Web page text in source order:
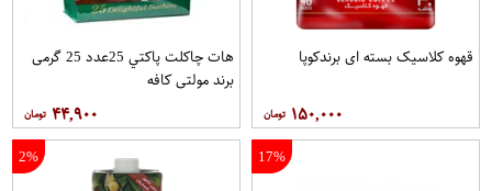
قهوه کلاسيک بسته ای برندکوپا
۱۵۰,۰۰۰
هات چاکلت پاکتي 25عدد 25 گرمی
برند مولتي کافه
۴۴,۹۰۰
17%
2%